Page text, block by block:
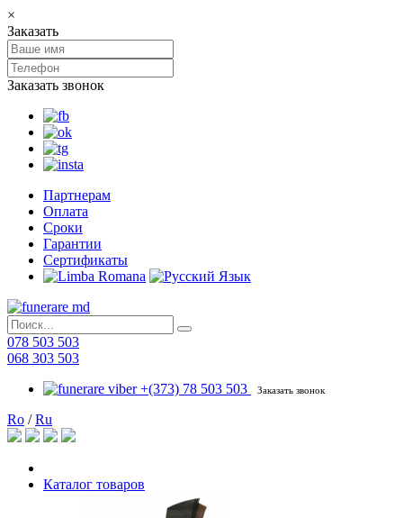
×
Заказать
Заказать звонок
Партнерам
Оплата
Сроки
Гарантии
Сертификаты
078 503 503
068 303 503
+(373) 78 503 503
Заказать звонок
Ro /Ru
Каталог товаров